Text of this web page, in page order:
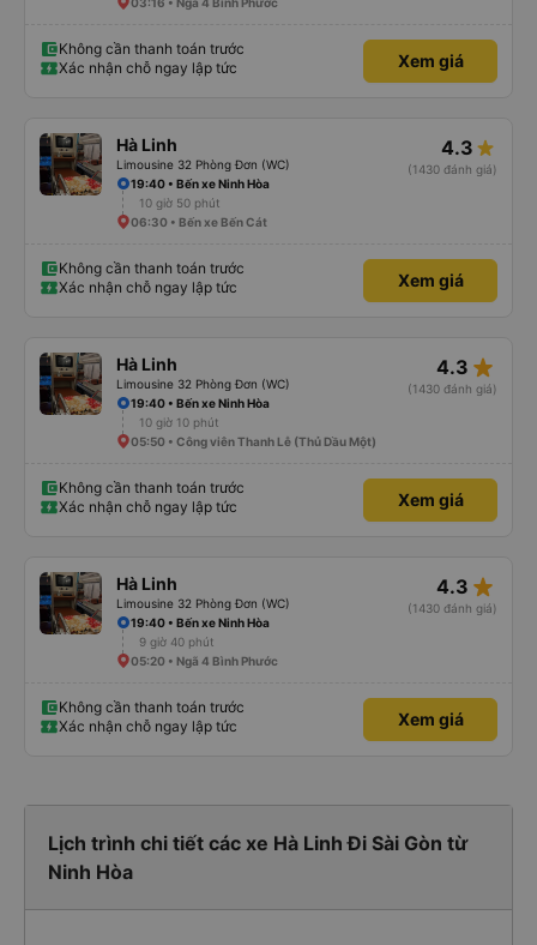
Không cần thanh toán trước
Xác nhận chỗ ngay lập tức
Xem giá
Hà Linh
Limousine 32 Phòng Đơn (WC)
4.3
(1430 đánh giá)
19:40 • Bến xe Ninh Hòa
10 giờ 50 phút
06:30 • Bến xe Bến Cát
Không cần thanh toán trước
Xác nhận chỗ ngay lập tức
Xem giá
Hà Linh
Limousine 32 Phòng Đơn (WC)
4.3 star_rate
(1430 đánh giá)
19:40 • Bến xe Ninh Hòa
10 giờ 10 phút
05:50 • Công viên Thanh Lễ (Thủ Dầu Một)
Không cần thanh toán trước
Xác nhận chỗ ngay lập tức
Xem giá
Hà Linh
Limousine 32 Phòng Đơn (WC)
4.3 star_rate
(1430 đánh giá)
19:40 • Bến xe Ninh Hòa
9 giờ 40 phút
05:20 • Ngã 4 Bình Phước
Không cần thanh toán trước
Xác nhận chỗ ngay lập tức
Xem giá
Lịch trình chi tiết các xe Hà Linh Đi Sài Gòn từ
Ninh Hòa